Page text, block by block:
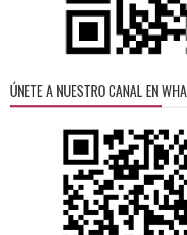
ÚNETE A NUESTRO CANAL EN